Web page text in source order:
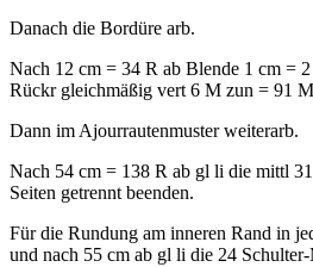
Danach die Bordüre arb.
Nach 12 cm = 34 R ab Blende 1 cm =
Rückr gleichmäßig vert 6 M zun = 91
Dann im Ajourrautenmuster weiterarb.
Nach 54 cm = 138 R ab gl li die mittl
Seiten getrennt beenden.
Für die Rundung am inneren Rand in
und nach 55 cm ab gl li die 24